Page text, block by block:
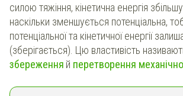
силою тяжіння, кінетична енергія
наскільки зменшується потенціальна,
потенціальної та кінетичної енергії
(зберігається). Цю властивість
збереження й перетворення